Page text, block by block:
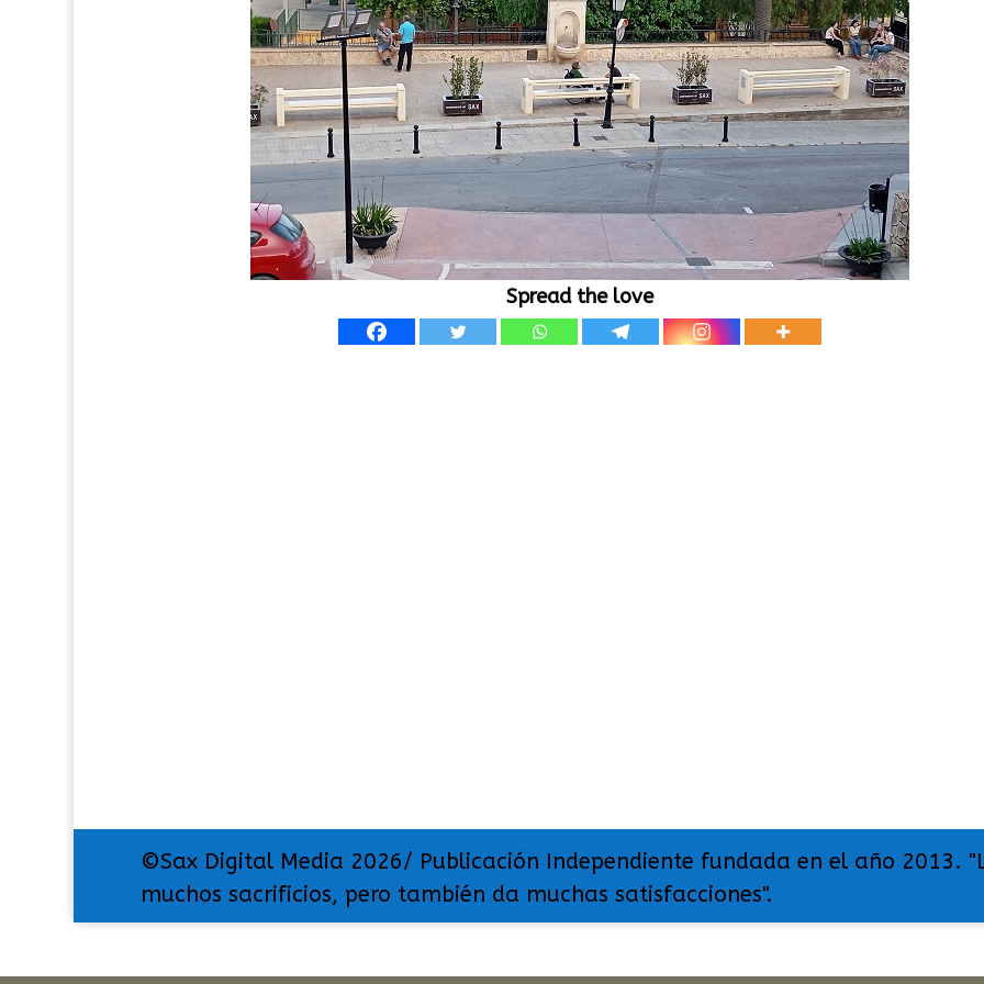
Spread the love
©Sax Digital Media 2026/ Publicación Independiente fundada en el año 2013.
muchos sacrificios, pero también da muchas satisfacciones".